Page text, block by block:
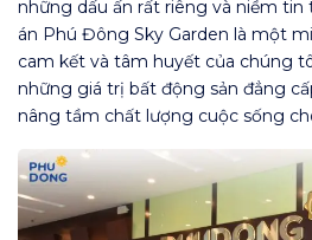
những dấu ấn rất riêng và niềm tin
án Phú Đông Sky Garden là một
cam kết và tâm huyết của chúng
những giá trị bất động sản đẳng
nâng tầm chất lượng cuộc sống